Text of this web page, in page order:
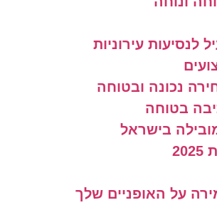
לנסיעות עירוניות
נכונה ובטוחה
בטוחה
בישראל
על האופניים שלך